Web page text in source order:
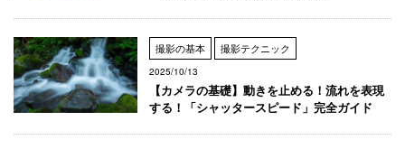
撮影の基本 撮影テクニック
2025/10/13
【カメラの基礎】動きを止める！流れを表現
する！「シャッタースピード」完全ガイド